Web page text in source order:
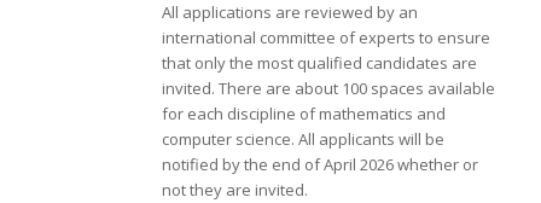
All applications are reviewed by an
international committee of experts to ensure
that only the most qualified candidates are
invited. There are about 100 spaces available
for each discipline of mathematics and
computer science. All applicants will be
notified by the end of April 2026 whether or
not they are invited.